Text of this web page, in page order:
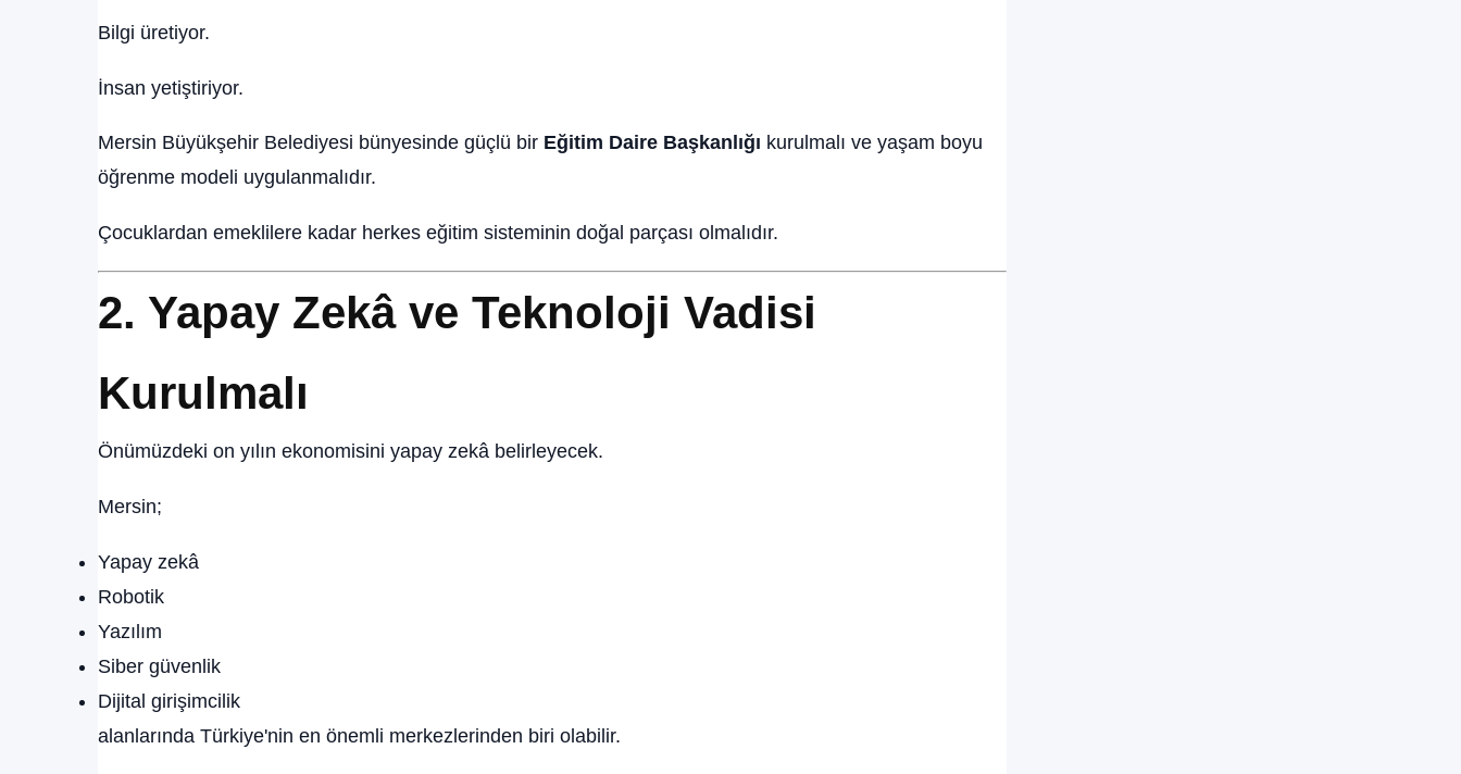
Bilgi üretiyor.
İnsan yetiştiriyor.
Mersin Büyükşehir Belediyesi bünyesinde güçlü bir Eğitim Daire Başkanlığı kurulmalı ve yaşam boyu
öğrenme modeli uygulanmalıdır.
Çocuklardan emeklilere kadar herkes eğitim sisteminin doğal parçası olmalıdır.
2. Yapay Zekâ ve Teknoloji Vadisi
Kurulmalı
Önümüzdeki on yılın ekonomisini yapay zekâ belirleyecek.
Mersin;
Yapay zekâ
Robotik
Yazılım
Siber güvenlik
Dijital girişimcilik
alanlarında Türkiye'nin en önemli merkezlerinden biri olabilir.